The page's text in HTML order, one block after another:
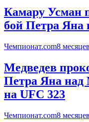
Камару Усман
бой Петра
Чемпионат.com8
Медведев
Петра Яна
на UFC 323
Чемпионат.com8